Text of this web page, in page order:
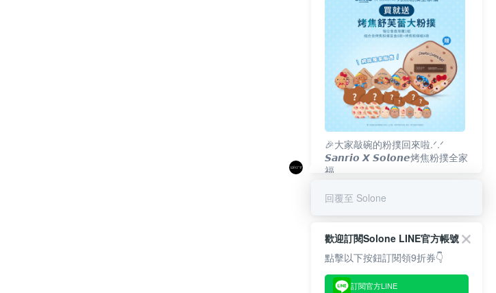
🎉大家敲碗的粉撲回來啦.ᐟ‪‪.ᐟ
𝙎𝙖𝙣𝙧𝙞𝙤 𝙓 𝙎𝙤𝙡𝙤𝙣𝙚烤焦粉撲全家
福
回覆至 Solone
歡迎訂閱Solone LINE官方帳號
點擊以下按鈕訂閱領9折券👇
訂閱官方LINE